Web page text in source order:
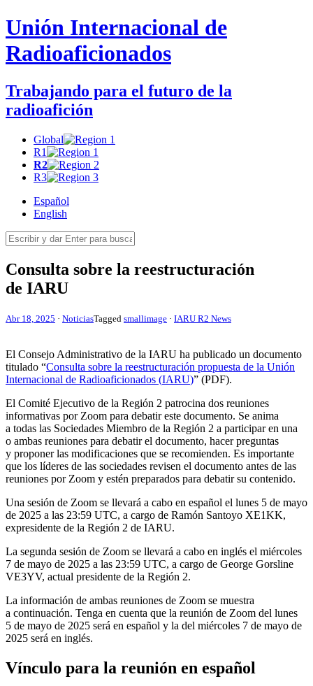
Unión Internacional de
Radioaficionados
Trabajando para el futuro de la
radioafición
Global
R1
R2
R3
Español
English
Consulta sobre la reestructuración
de IARU
Abr 18, 2025 · NoticiasTagged smallimage · IARU R2 News
El Consejo Administrativo de la IARU ha publicado un documento
titulado “Consulta sobre la reestructuración propuesta de la Unión
Internacional de Radioaficionados (IARU)” (PDF).
El Comité Ejecutivo de la Región 2 patrocina dos reuniones
informativas por Zoom para debatir este documento. Se anima
a todas las Sociedades Miembro de la Región 2 a participar en una
o ambas reuniones para debatir el documento, hacer preguntas
y proponer las modificaciones que se recomienden. Es importante
que los líderes de las sociedades revisen el documento antes de las
reuniones por Zoom y estén preparados para debatir su contenido.
Una sesión de Zoom se llevará a cabo en español el lunes 5 de mayo
de 2025 a las 23:59 UTC, a cargo de Ramón Santoyo XE1KK,
expresidente de la Región 2 de IARU.
La segunda sesión de Zoom se llevará a cabo en inglés el miércoles
7 de mayo de 2025 a las 23:59 UTC, a cargo de George Gorsline
VE3YV, actual presidente de la Región 2.
La información de ambas reuniones de Zoom se muestra
a continuación. Tenga en cuenta que la reunión de Zoom del lunes
5 de mayo de 2025 será en español y la del miércoles 7 de mayo de
2025 será en inglés.
Vínculo para la reunión en español